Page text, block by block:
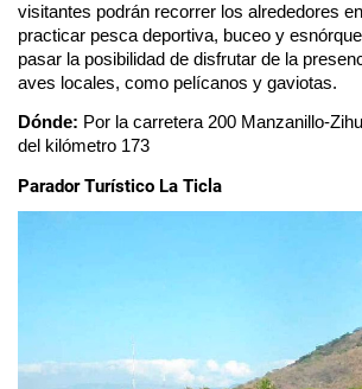
visitantes podrán recorrer los alrededores
practicar pesca deportiva, buceo y
pasar la posibilidad de disfrutar de la
aves locales, como pelícanos y gaviotas.
Dónde: Por la carretera 200 Manzanillo-
del kilómetro 173
Parador Turístico La Ticla